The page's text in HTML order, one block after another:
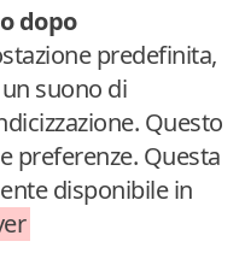
dopo
predefinita,
suono di
Questo
preferenze. Questa
disponibile in